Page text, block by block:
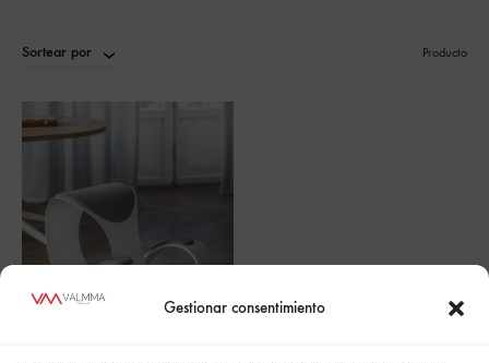
Gestionar consentimiento
Sortear por Producto